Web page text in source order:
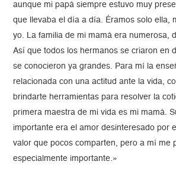
aunque mi papá siempre estuvo muy
que llevaba el día a día. Éramos solo ella,
yo. La familia de mi mamá era numerosa,
Así que todos los hermanos se criaron en
se conocieron ya grandes. Para mí la
relacionada con una actitud ante la vida,
brindarte herramientas para resolver la
primera maestra de mi vida es mi mamá.
importante era el amor desinteresado por
valor que pocos comparten, pero a mí me
especialmente importante.»